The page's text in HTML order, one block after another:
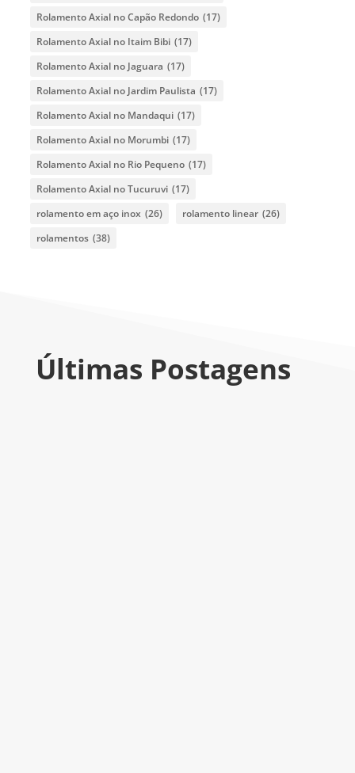
Rolamento Axial no Capão Redondo (17)
Rolamento Axial no Itaim Bibi (17)
Rolamento Axial no Jaguara (17)
Rolamento Axial no Jardim Paulista (17)
Rolamento Axial no Mandaqui (17)
Rolamento Axial no Morumbi (17)
Rolamento Axial no Rio Pequeno (17)
Rolamento Axial no Tucuruvi (17)
rolamento em aço inox (26) rolamento linear (26)
rolamentos (38)
Últimas Postagens